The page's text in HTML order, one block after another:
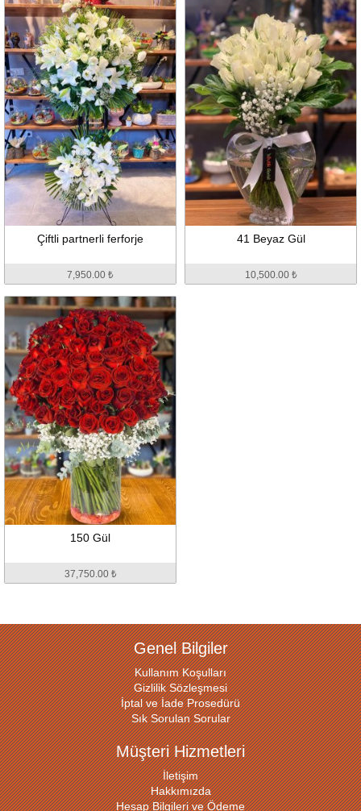
Çiftli partnerli ferforje
7,950.00 ₺
41 Beyaz Gül
10,500.00 ₺
150 Gül
37,750.00 ₺
Genel Bilgiler
Kullanım Koşulları
Gizlilik Sözleşmesi
İptal ve İade Prosedürü
Sık Sorulan Sorular
Müşteri Hizmetleri
İletişim
Hakkımızda
Hesap Bilgileri ve Ödeme